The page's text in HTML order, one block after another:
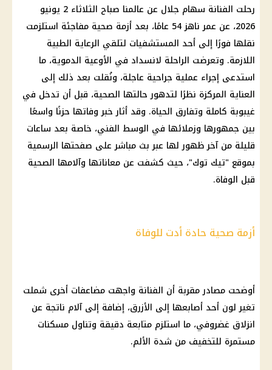
رحلت الفنانة سهام جلال
عن عالمنا صباح الثلاثاء 2 يونيو
2026، عن عمر ناهز 54 عامًا، بعد
أزمة صحية مفاجئة استلزمت
نقلها فورًا إلى أحد المستشفيات لتلقي الرعاية الطبية
اللازمة. وتعرضت الراحلة لانسداد في الأوعية الدموية، ما
استدعى إجراء عملية جراحية عاجلة، ونُقلت بعد ذلك إلى
العناية المركزة نظرًا لتدهور حالتها الصحية، قبل أن تدخل في
غيبوبة كاملة وتفارق الحياة. وقد أثار خبر وفاتها حزنًا واسعًا
بين جمهورها وزملائها في الوسط الفني، خاصة بعد ساعات
قليلة من آخر ظهور لها عبر بث مباشر على صفحتها الرسمية
بموقع "تيك توك"، حيث كشفت عن معاناتها وآلامها الصحية
قبل الوفاة.
أزمة صحية حادة أدت للوفاة
أوضحت مصادر مقربة أن الفنانة واجهت مضاعفات أخرى شملت
تغير لون أحد أصابعها إلى الأزرق، إضافة إلى آلام ناتجة عن
انزلاق غضروفي، ما استلزم متابعة دقيقة وتناول مسكنات
مستمرة للتخفيف من شدة الألم.